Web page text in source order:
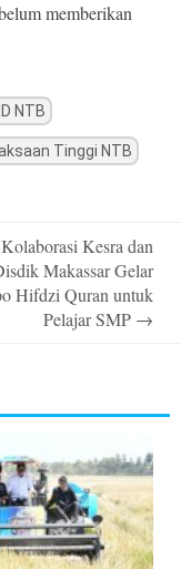
memberikan
NTB
Tinggi NTB
Kolaborasi Kesra dan
Makassar Gelar
Hifdzi Quran untuk
Pelajar SMP →